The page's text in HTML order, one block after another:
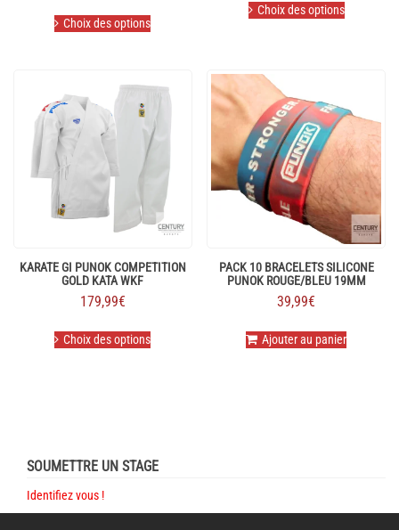
Choix des optionsproduit
Les
peuvent
être
page
du
Choix des optionsproduit
peuvent
choisies
sur
la
page
du
produit
KARATE GI PUNOK COMPETITION
GOLD KATA WKF
179,99€
Choix des optionsproduit
être
la
PACK 10 BRACELETS SILICONE
PUNOK ROUGE/BLEU 19MM
39,99€
Ajouter au panier
SOUMETTRE UN STAGE
Identifiez vous !